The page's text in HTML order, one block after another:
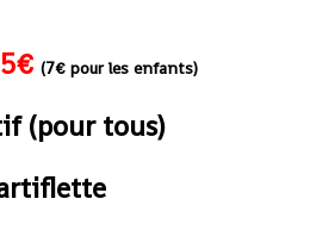
(7€ pour les enfants)
(pour tous)